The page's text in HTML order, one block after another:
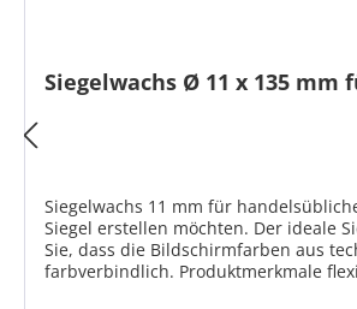
Siegelwachs Ø 11 x 135
Siegelwachs 11 mm für
Siegel erstellen möchten. Der ideale
Sie, dass die Bildschirmfarben aus
farbverbindlich. Produktmerkmale